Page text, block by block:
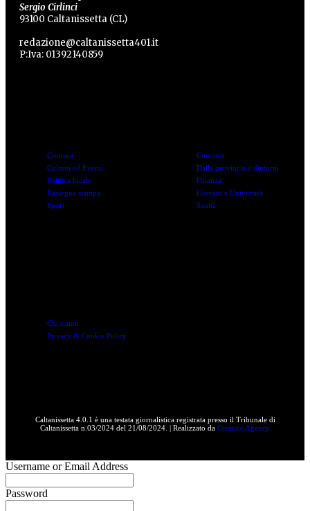
Sergio Cirlinci
93100 Caltanissetta (CL)
redazione@caltanissetta401.it
P:Iva: 01392140859
Cronaca
Cultura ed Eventi
Politica locale
Rassegna stampa
Sport
Concorsi
Dalla provincia e dintorni
Finanza
Giovani e Università
Sanità
Chi siamo
Privacy & Cookie Policy
Caltanissetta 4.0.1 è una testata giornalistica registrata presso il Tribunale di
Caltanissetta n.03/2024 del 21/08/2024. | Realizzato da Creative Agency
Username or Email Address
Password